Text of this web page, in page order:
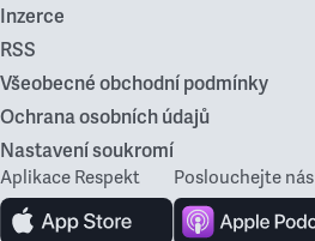
Inzerce
RSS
Všeobecné obchodní podmínky
Ochrana osobních údajů
Nastavení soukromí
Aplikace Respekt Poslouchejte nás